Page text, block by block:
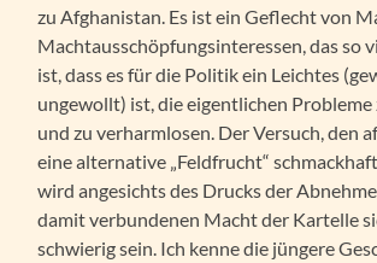
zu Afghanistan. Es ist ein Geflecht von
Machtausschöpfungsinteressen, das so
ist, dass es für die Politik ein Leichtes
ungewollt) ist, die eigentlichen Probleme
und zu verharmlosen. Der Versuch, den
eine alternative „Feldfrucht“ schmackhaft
wird angesichts des Drucks der
damit verbundenen Macht der Kartelle
schwierig sein. Ich kenne die jüngere